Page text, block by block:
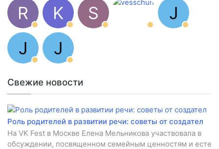
R
K S
J
J
J
Свежие новости
Роль родителей в развитии речи: советы от создател
На VK Fest в Москве Елена Мельникова участвовала в
обсуждении, посвященном семейным ценностям и есте